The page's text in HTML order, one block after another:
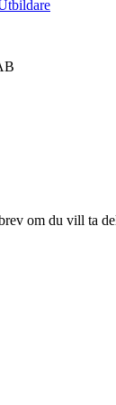
om du vill ta